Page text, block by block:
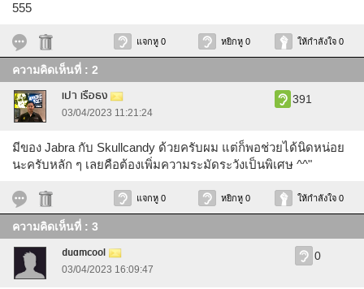
555
แจกหู 0 หยิกหู 0 ให้กำลังใจ 0
ความคิดเห็นที่ : 2
เปา เรือธง
03/04/2023 11:21:24
391
มีของ Jabra กับ Skullcandy ด้วยครับผม แต่ก็พอช่วยได้นิดหน่อย
นะครับหลัก ๆ เลยคือต้องเพิ่มความระมัดระวังเป็นพิเศษ ^^"
แจกหู 0 หยิกหู 0 ให้กำลังใจ 0
ความคิดเห็นที่ : 3
duamcool
03/04/2023 16:09:47
0